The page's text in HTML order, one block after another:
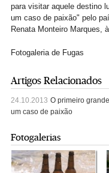
para visitar aquele destino
um caso de paixão" pelo
Renata Monteiro Marques,
Fotogaleria de Fugas
Artigos Relacionados
24.10.2013 O primeiro
um caso de paixão
Fotogalerias